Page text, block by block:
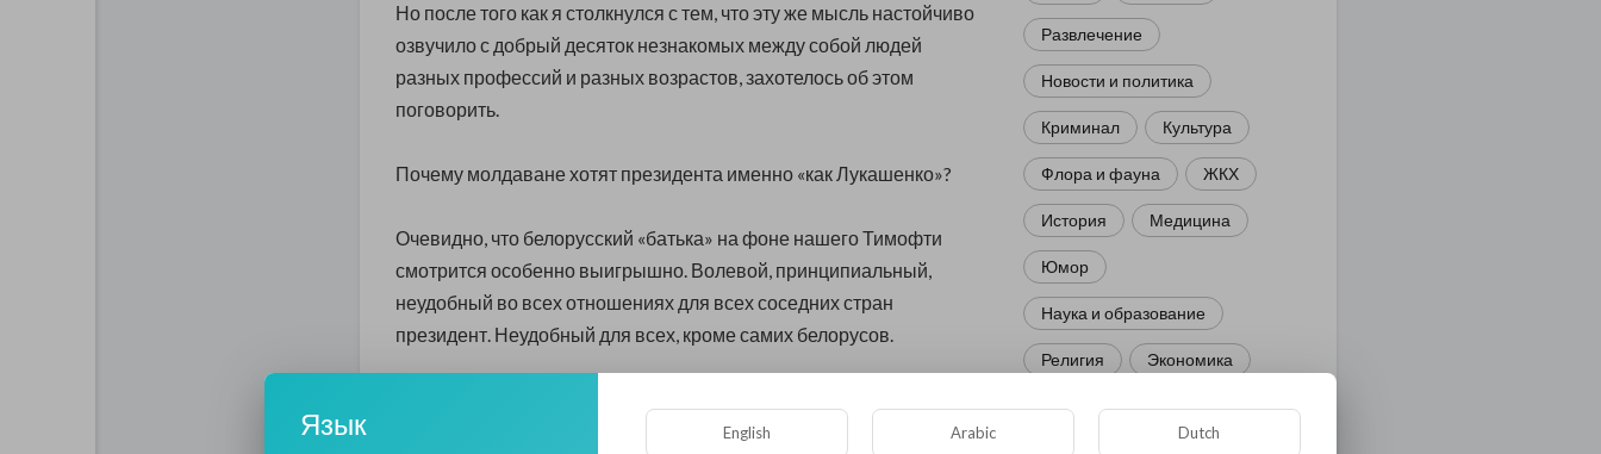
Но после того как я столкнулся с тем, что эту же мысль настойчиво
озвучило с добрый десяток незнакомых между собой людей
разных профессий и разных возрастов, захотелось об этом
поговорить.
Почему молдаване хотят президента именно «как Лукашенко»?
Очевидно, что белорусский «батька» на фоне нашего Тимофти
смотрится особенно выигрышно. Волевой, принципиальный,
неудобный во всех отношениях для всех соседних стран
президент. Неудобный для всех, кроме самих белорусов.
кланы, просто достали уже всех. Молдова готова к приходу
Развлечение
Новости и политика
Криминал Культура
Флора и фауна ЖКХ
История Медицина
Юмор
Наука и образование
Религия Экономика
Экология Технологии
Язык English Arabic Dutch